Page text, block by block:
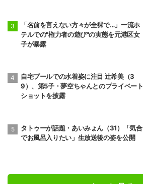
「名前を言えない方々が全裸で…」一流ホ
テルでの"権力者の遊び"の実態を元港区女
子が暴露
自宅プールでの水着姿に注目 辻希美（3
9）、第5子・夢空ちゃんとのプライベート
ショットを披露
タトゥーが話題・あいみょん（31）「気合
でお風呂入りたい」生放送後の姿を公開